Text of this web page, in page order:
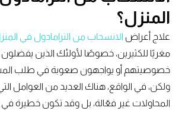
المنزل؟
علاج أعراض الانسحاب من الترامادول في المنزل
مغريًا للكثيرين، خصوصًا لأولئك الذين يفضلون
خصوصيتهم أو يواجهون صعوبة في طلب
ولكن، في الواقع، هناك العديد من العوامل
المحاولات غير فعّالة، بل وقد تكون خطيرة